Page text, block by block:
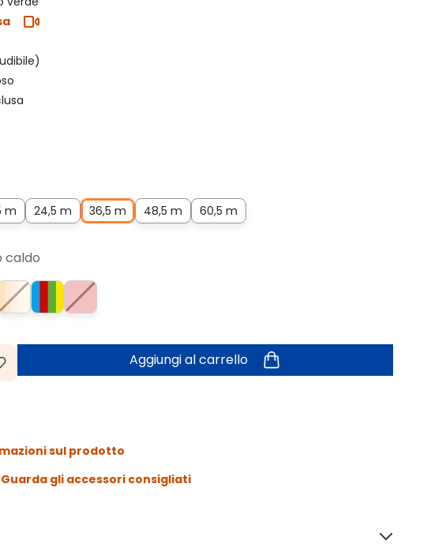
m 24,5 m 36,5 m 48,5 m 60,5 m
caldo
Aggiungi al carrello
sul prodotto
Guarda gli accessori consigliati